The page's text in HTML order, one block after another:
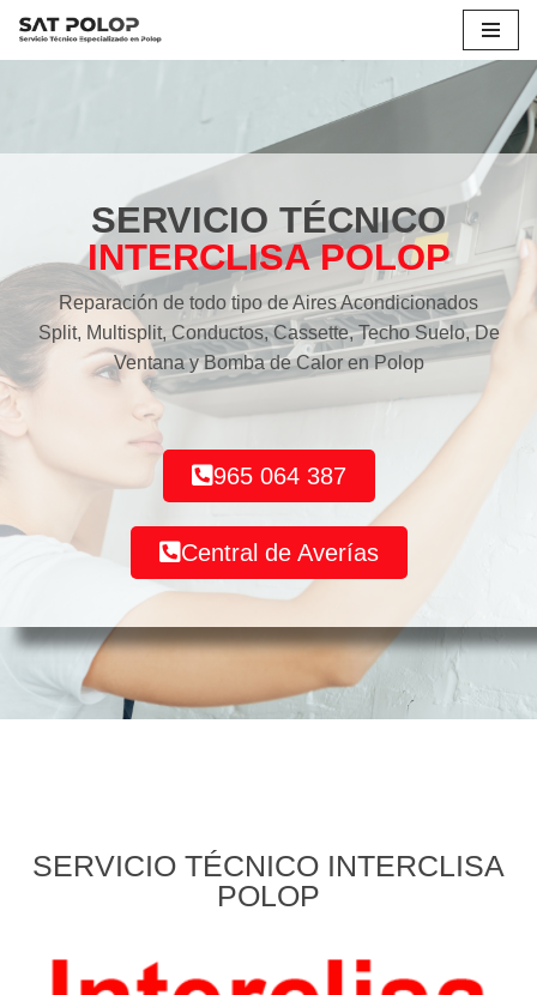
Saltar
SERVICIO TÉCNICO
INTERCLISA POLOP
Reparación de todo tipo de Aires Acondicionados
Split, Multisplit, Conductos, Cassette, Techo Suelo, De
Ventana y Bomba de Calor en Polop
965 064 387
Central de Averías
SERVICIO TÉCNICO INTERCLISA
POLOP